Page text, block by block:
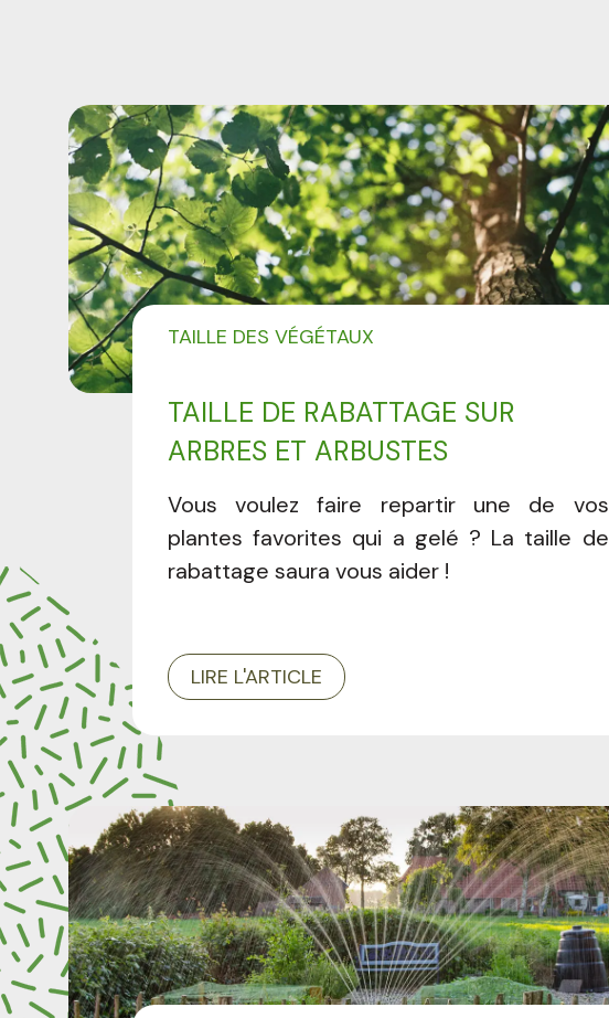
TAILLE DE RABATTAGE SUR
ARBRES ET ARBUSTES
TAILLE DES VÉGÉTAUX
Vous voulez faire repartir une de vos
plantes favorites qui a gelé ? La taille de
rabattage saura vous aider !
LIRE L'ARTICLE